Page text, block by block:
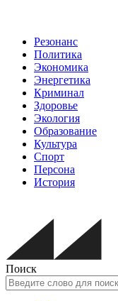
Резонанс
Политика
Экономика
Энергетика
Криминал
Здоровье
Экология
Образование
Культура
Спорт
Персона
История
Поиск